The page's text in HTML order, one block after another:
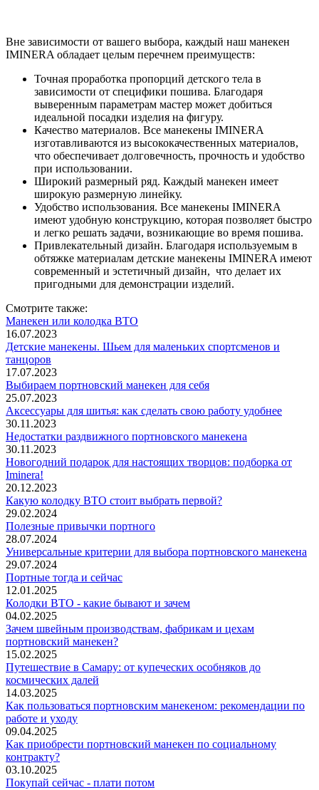
Вне зависимости от вашего выбора, каждый наш манекен
IMINERA обладает целым перечнем преимуществ:
Точная проработка пропорций детского тела в
зависимости от специфики пошива. Благодаря
выверенным параметрам мастер может добиться
идеальной посадки изделия на фигуру.
Качество материалов. Все манекены IMINERA
изготавливаются из высококачественных материалов,
что обеспечивает долговечность, прочность и удобство
при использовании.
Широкий размерный ряд. Каждый манекен имеет
широкую размерную линейку.
Удобство использования. Все манекены IMINERA
имеют удобную конструкцию, которая позволяет быстро
и легко решать задачи, возникающие во время пошива.
Привлекательный дизайн. Благодаря используемым в
обтяжке материалам детские манекены IMINERA имеют
современный и эстетичный дизайн, что делает их
пригодными для демонстрации изделий.
Смотрите также:
Манекен или колодка ВТО
16.07.2023
Детские манекены. Шьем для маленьких спортсменов и
танцоров
17.07.2023
Выбираем портновский манекен для себя
25.07.2023
Аксессуары для шитья: как сделать свою работу удобнее
30.11.2023
Недостатки раздвижного портновского манекена
30.11.2023
Новогодний подарок для настоящих творцов: подборка от
Iminera!
20.12.2023
Какую колодку ВТО стоит выбрать первой?
29.02.2024
Полезные привычки портного
28.07.2024
Универсальные критерии для выбора портновского манекена
29.07.2024
Портные тогда и сейчас
12.01.2025
Колодки ВТО - какие бывают и зачем
04.02.2025
Зачем швейным производствам, фабрикам и цехам
портновский манекен?
15.02.2025
Путешествие в Самару: от купеческих особняков до
космических далей
14.03.2025
Как пользоваться портновским манекеном: рекомендации по
работе и уходу
09.04.2025
Как приобрести портновский манекен по социальному
контракту?
03.10.2025
Покупай сейчас - плати потом